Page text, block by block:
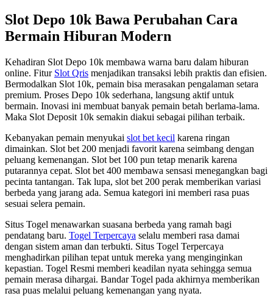
Slot Depo 10k Bawa Perubahan Cara
Bermain Hiburan Modern
Kehadiran Slot Depo 10k membawa warna baru dalam hiburan
online. Fitur Slot Qris menjadikan transaksi lebih praktis dan efisien.
Bermodalkan Slot 10k, pemain bisa merasakan pengalaman setara
premium. Proses Depo 10k sederhana, langsung aktif untuk
bermain. Inovasi ini membuat banyak pemain betah berlama-lama.
Maka Slot Deposit 10k semakin diakui sebagai pilihan terbaik.
Kebanyakan pemain menyukai slot bet kecil karena ringan
dimainkan. Slot bet 200 menjadi favorit karena seimbang dengan
peluang kemenangan. Slot bet 100 pun tetap menarik karena
putarannya cepat. Slot bet 400 membawa sensasi menegangkan bagi
pecinta tantangan. Tak lupa, slot bet 200 perak memberikan variasi
berbeda yang jarang ada. Semua kategori ini memberi rasa puas
sesuai selera pemain.
Situs Togel menawarkan suasana berbeda yang ramah bagi
pendatang baru. Togel Terpercaya selalu memberi rasa damai
dengan sistem aman dan terbukti. Situs Togel Terpercaya
menghadirkan pilihan tepat untuk mereka yang menginginkan
kepastian. Togel Resmi memberi keadilan nyata sehingga semua
pemain merasa dihargai. Bandar Togel pada akhirnya memberikan
rasa puas melalui peluang kemenangan yang nyata.